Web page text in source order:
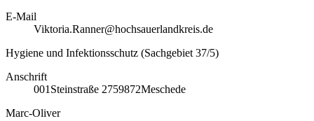
E-Mail
Viktoria.Ranner@hochsauerlandkreis.de
Hygiene und Infektionsschutz (Sachgebiet 37/5)
Anschrift
001 Steinstraße 2759872Meschede
Marc-Oliver